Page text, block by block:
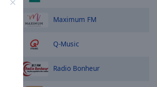
Maximum FM
Q-Music
Radio Bonheur